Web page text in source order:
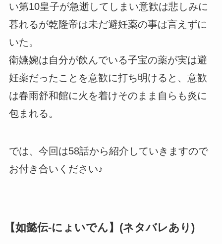
い第10皇子が急逝してしまい意歓は悲しみに
暮れるが乾隆帝は未だ避妊薬の事は言えずに
いた。
衛嬿婉は自分が飲んでいる子宝の薬が実は避
妊薬だったことを意歓に打ち明けると、意歓
は春雨舒和館に火を着けそのまま自らも炎に
包まれる。
では、今回は58話から紹介していきますので
お付き合いください♪
【如懿伝-にょいでん】(ネタバレあり)